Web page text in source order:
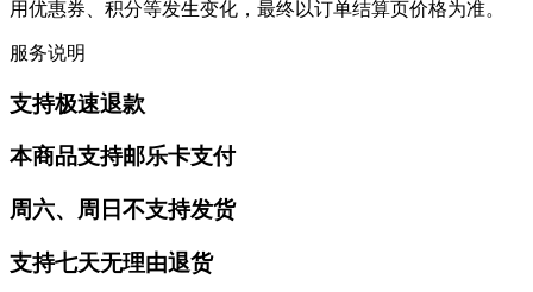
用优惠券、积分等发生变化，最终以订单结算页价格为准。
服务说明
支持极速退款
本商品支持邮乐卡支付
周六、周日不支持发货
支持七天无理由退货